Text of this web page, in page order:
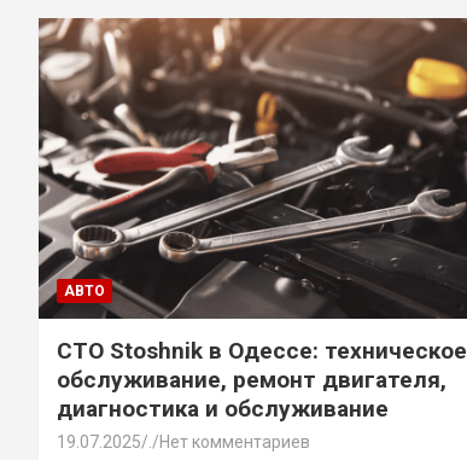
АВТО
СТО Stoshnik в Одессе: техническое
обслуживание, ремонт двигателя,
диагностика и обслуживание
19.07.2025 Нет комментариев